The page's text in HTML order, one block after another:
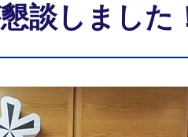
談しました